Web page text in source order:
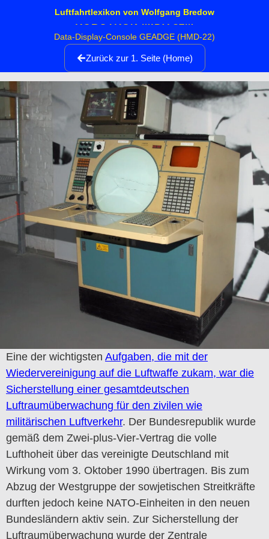
Luftfahrtlexikon von Wolfgang Bredow
ROBOTRON MIDA 32M
Data-Display-Console GEADGE (HMD-22)
Zurück zur 1. Seite (Home)
Eine der wichtigsten Aufgaben, die mit der
Wiedervereinigung auf die Luftwaffe zukam, war die
Sicherstellung einer gesamtdeutschen
Luftraumüberwachung für den zivilen wie
militärischen Luftverkehr. Der Bundesrepublik wurde
gemäß dem Zwei-plus-Vier-Vertrag die volle
Lufthoheit über das vereinigte Deutschland mit
Wirkung vom 3. Oktober 1990 übertragen. Bis zum
Abzug der Westgruppe der sowjetischen Streitkräfte
durften jedoch keine NATO-Einheiten in den neuen
Bundesländern aktiv sein. Zur Sicherstellung der
Luftraumüberwachung wurde der Zentrale